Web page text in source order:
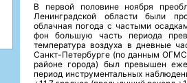
В первой половине ноября
Ленинградской области были
облачная погода с частыми
фон большую часть периода
температура воздуха в дневные
Санкт-Петербурге (по данным
районе города) был превышен
период инструментальных